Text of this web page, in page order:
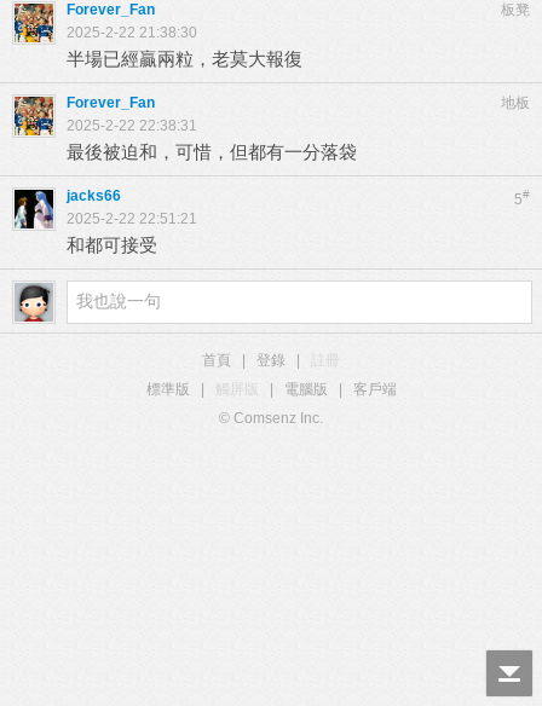
板凳
Forever_Fan
2025-2-22 21:38:30
半場已經贏兩粒，老莫大報復
地板
Forever_Fan
2025-2-22 22:38:31
最後被迫和，可惜，但都有一分落袋
5#
jacks66
2025-2-22 22:51:21
和都可接受
首頁 登錄
標準版
觸屏版 電腦版
客戶端
© Comsenz Inc.